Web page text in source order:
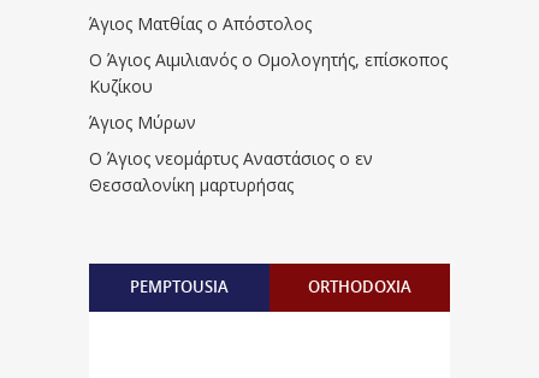
Άγιος Ματθίας ο Απόστολος
Ο Άγιος Αιμιλιανός ο Ομολογητής, επίσκοπος
Κυζίκου
Άγιος Μύρων
Ο Άγιος νεομάρτυς Αναστάσιος ο εν
Θεσσαλονίκη μαρτυρήσας
PEMPTOUSIA ORTHODOXIA